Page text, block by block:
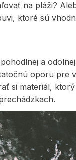
na pláži?
ktoré sú
a
oporu pre
si materiál,